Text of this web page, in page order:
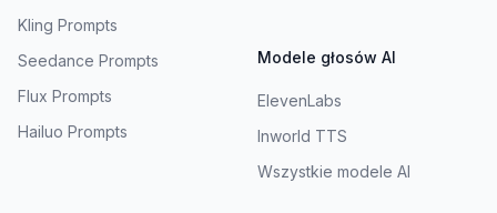
Kling Prompts
Seedance Prompts
Flux Prompts
Hailuo Prompts
Modele głosów AI
ElevenLabs
Inworld TTS
Wszystkie modele AI